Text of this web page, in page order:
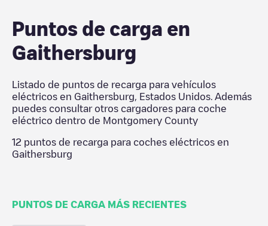
Puntos de carga en
Gaithersburg
Listado de puntos de recarga para vehículos
eléctricos en Gaithersburg Estados Unidos . Además
puedes consultar otros cargadores para coche
eléctrico dentro de Montgomery County
12 puntos de recarga para coches eléctricos en
Gaithersburg
PUNTOS DE CARGA MÁS RECIENTES